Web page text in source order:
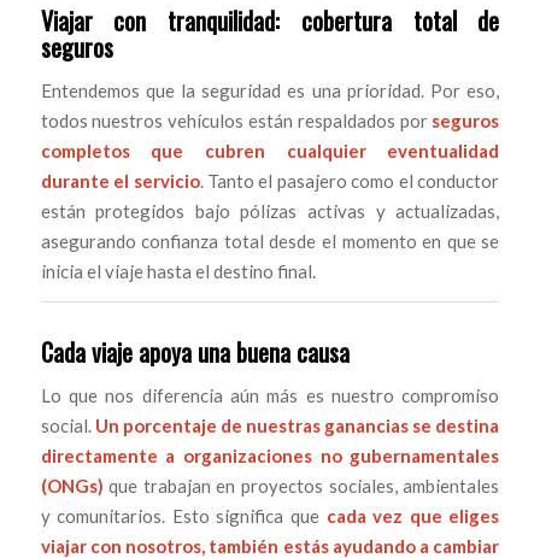
Viajar con tranquilidad: cobertura total de
seguros
Entendemos que la seguridad es una prioridad. Por eso,
todos nuestros vehículos están respaldados por seguros
completos que cubren cualquier eventualidad
durante el servicio. Tanto el pasajero como el conductor
están protegidos bajo pólizas activas y actualizadas,
asegurando confianza total desde el momento en que se
inicia el viaje hasta el destino final.
Cada viaje apoya una buena causa
Lo que nos diferencia aún más es nuestro compromiso
social. Un porcentaje de nuestras ganancias se destina
directamente a organizaciones no gubernamentales
(ONGs) que trabajan en proyectos sociales, ambientales
y comunitarios. Esto significa que cada vez que eliges
viajar con nosotros, también estás ayudando a cambiar